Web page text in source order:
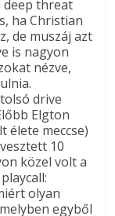
deep threat
ha Christian
de muszáj azt
is nagyon
nézve,
drive
Elgton
élete meccse)
10
közel volt a
olyan
egyből